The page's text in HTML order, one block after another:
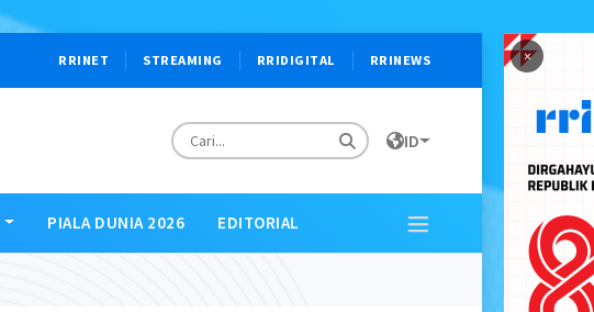
×
RRINET STREAMING RRIDIGITAL RRINEWS
ID
PIALA DUNIA 2026 EDITORIAL